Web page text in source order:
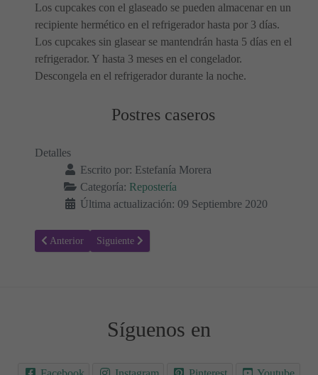
Los cupcakes con el glaseado se pueden almacenar en un
recipiente hermético en el refrigerador hasta por 3 días.
Los cupcakes sin glasear se mantendrán hasta 5 días en el
refrigerador. Y hasta 3 meses en el congelador.
Descongela en el refrigerador durante la noche.
Postres caseros
Detalles
Escrito por: Estefanía Morera
Categoría: Repostería
Última actualización: 09 Septiembre 2020
Artículo anterior: Salsa de caramelo salado sin azúcar
Anterior Artículo siguiente: Receta para hacer Muffins de
Siguiente
Síguenos en